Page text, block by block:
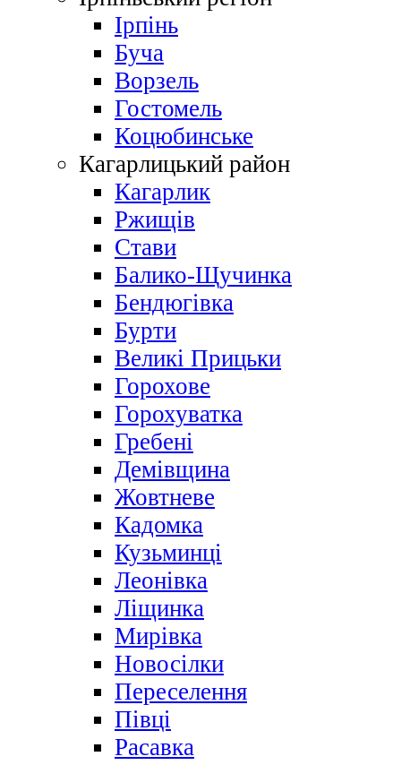
Ірпінь
Буча
Ворзель
Гостомель
Коцюбинське
Кагарлицький район
Кагарлик
Ржищів
Стави
Балико-Щучинка
Бендюгівка
Бурти
Великі Прицьки
Горохове
Горохуватка
Гребені
Демівщина
Жовтневе
Кадомка
Кузьминці
Леонівка
Ліщинка
Мирівка
Новосілки
Переселення
Півці
Расавка